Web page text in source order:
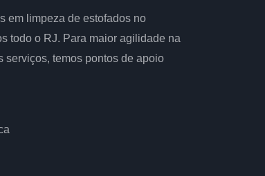
em limpeza de estofados no
todo o RJ. Para maior agilidade na
serviços, temos pontos de apoio